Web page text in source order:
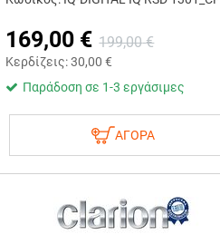
169,00 € 199,00 €
Κερδίζεις:30,00 €
Παράδοση σε 1-3 εργάσιμες
ΑΓΟΡΑ